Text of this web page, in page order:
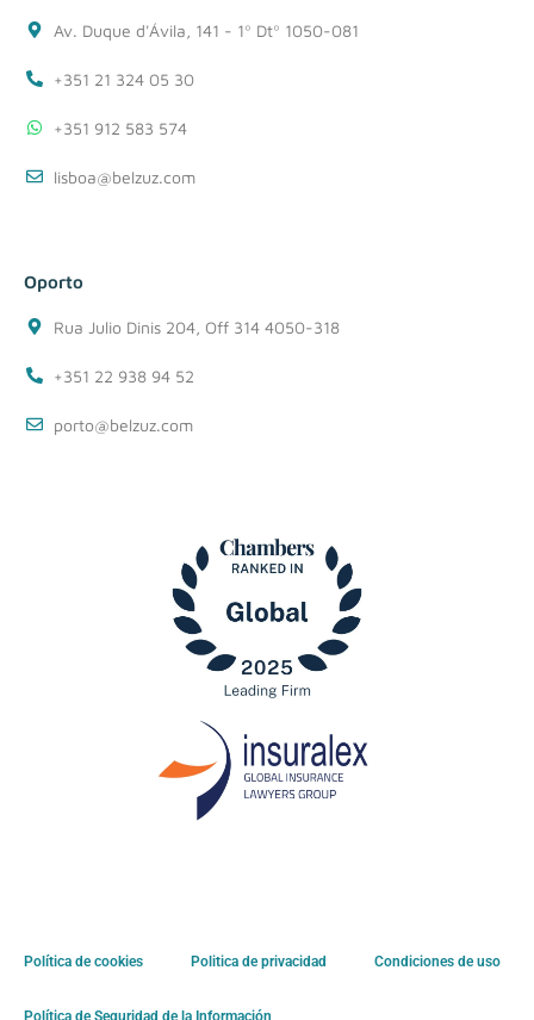
Av. Duque d'Ávila, 141 - 1º Dtº 1050-081
+351 21 324 05 30
+351 912 583 574
lisboa@belzuz.com
Oporto
Rua Julio Dinis 204, Off 314 4050-318
+351 22 938 94 52
porto@belzuz.com
Política de cookies Politica de privacidad Condiciones de uso
Política de Seguridad de la Información